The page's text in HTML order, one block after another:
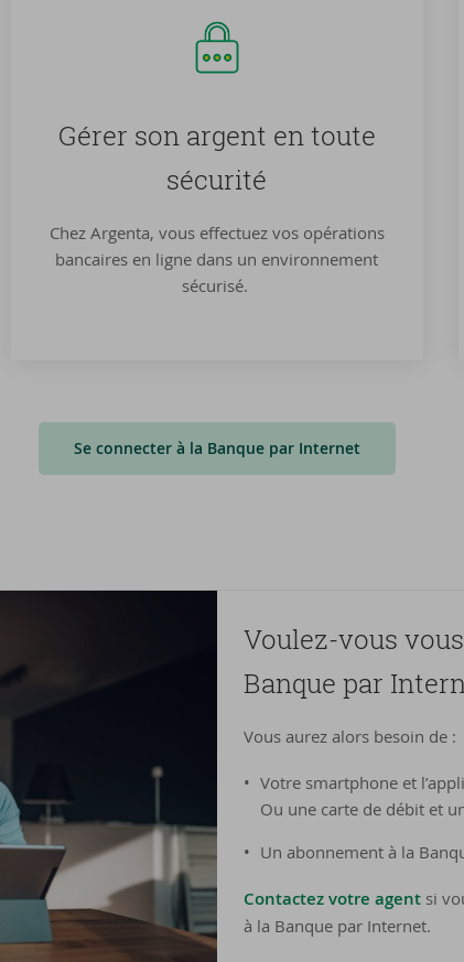
Gérer son ar­gent en toute
sé­cu­ri­té
Chez Argenta, vous effectuez vos opérations
bancaires en ligne dans un environnement
sécurisé.
Se connecter à la Banque par Internet
Voulez-​vous
Banque par
Vous aurez alors besoin de :
Votre smartphone et
Ou une carte de débit et
Un abonnement à la
Contactez votre agentsi
à la Banque par Internet.